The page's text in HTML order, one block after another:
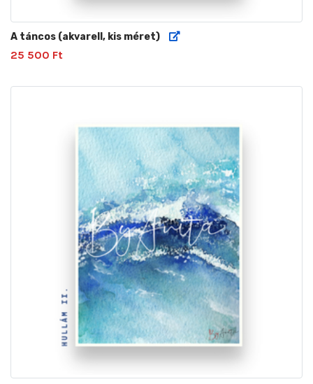
A táncos (akvarell, kis méret)
25 500 Ft